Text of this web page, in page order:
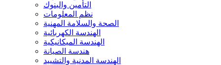
التأمين والبنوك
نظم المعلومات
الصحة والسلامة المهنية
الهندسة الكهربائية
الهندسة الميكانيكية
هندسة الصيانة
الهندسة المدنية والتشييد